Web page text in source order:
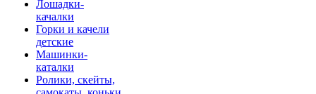
Лошадки-
качалки
Горки и качели
детские
Машинки-
каталки
Ролики, скейты,